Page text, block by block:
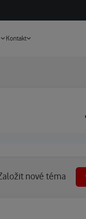
Kontakt
nové téma